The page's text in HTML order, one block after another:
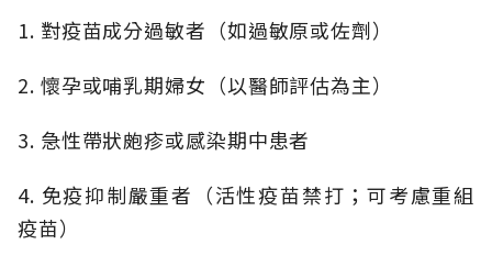
1. 對疫苗成分過敏者（如過敏原或佐劑）
2. 懷孕或哺乳期婦女（以醫師評估為主）
3. 急性帶狀皰疹或感染期中患者
4. 免疫抑制嚴重者（活性疫苗禁打；可考慮重組
疫苗）